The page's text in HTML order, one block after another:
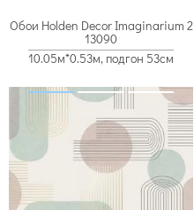
Обои Holden Decor Imaginarium 2
13090
10.05м*0.53м, подгон 53см